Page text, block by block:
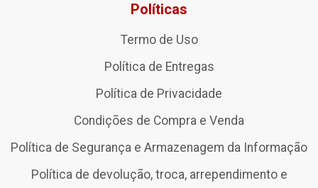
Políticas
Termo de Uso
Política de Entregas
Política de Privacidade
Condições de Compra e Venda
Política de Segurança e Armazenagem da Informação
Política de devolução, troca, arrependimento e